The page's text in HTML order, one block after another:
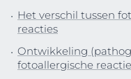
Het verschil tussen
reacties
Ontwikkeling
fotoallergische